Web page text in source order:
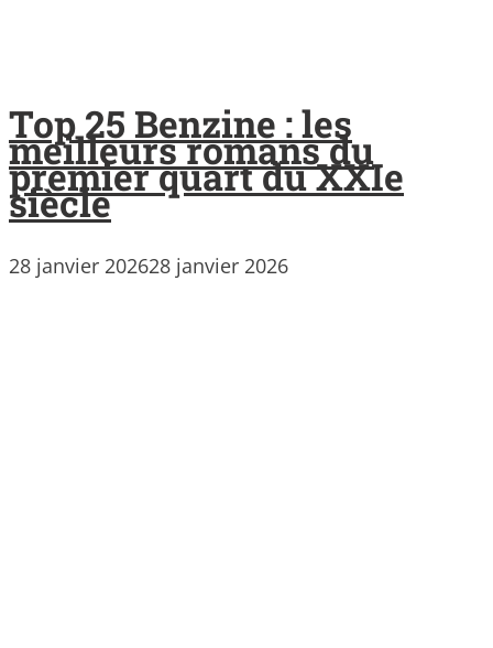
Top 25 Benzine : les
meilleurs romans du
premier quart du XXIe
siècle
28 janvier 202628 janvier 2026